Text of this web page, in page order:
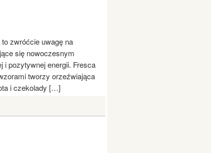
zwróćcie uwagę na
się nowoczesnym
i pozytywnej energii. Fresca
tworzy orzeźwiająca
i czekolady […]